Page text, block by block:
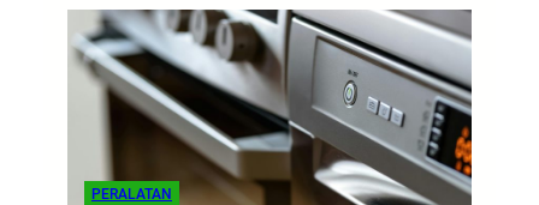
PERALATAN